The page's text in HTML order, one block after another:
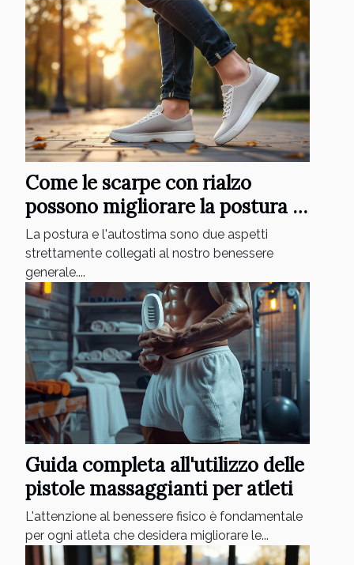
Come le scarpe con rialzo
possono migliorare la postura e
l'autostima
La postura e l'autostima sono due aspetti
strettamente collegati al nostro benessere
generale....
Guida completa all'utilizzo delle
pistole massaggianti per atleti
L'attenzione al benessere fisico è fondamentale
per ogni atleta che desidera migliorare le...